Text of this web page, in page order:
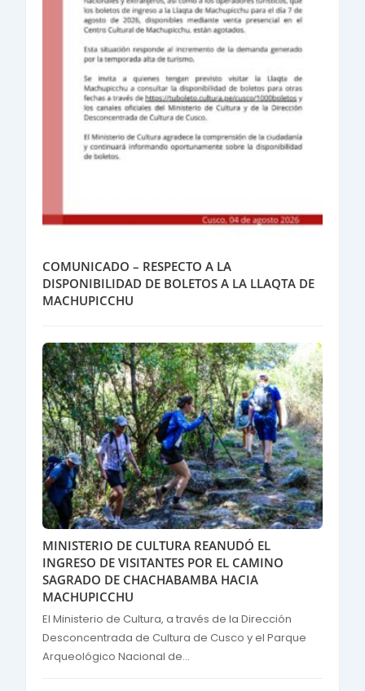
COMUNICADO – RESPECTO A LA
DISPONIBILIDAD DE BOLETOS A LA LLAQTA DE
MACHUPICCHU
MINISTERIO DE CULTURA REANUDÓ EL
INGRESO DE VISITANTES POR EL CAMINO
SAGRADO DE CHACHABAMBA HACIA
MACHUPICCHU
El Ministerio de Cultura, a través de la Dirección
Desconcentrada de Cultura de Cusco y el Parque
Arqueológico Nacional de...